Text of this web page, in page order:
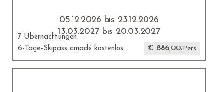
05.12.2026 bis 23.12.2026
13.03.2027 bis 20.03.2027
7 Übernachtungen
6-Tage-Skipass amadé kostenlos
€ 886,00/Pers.